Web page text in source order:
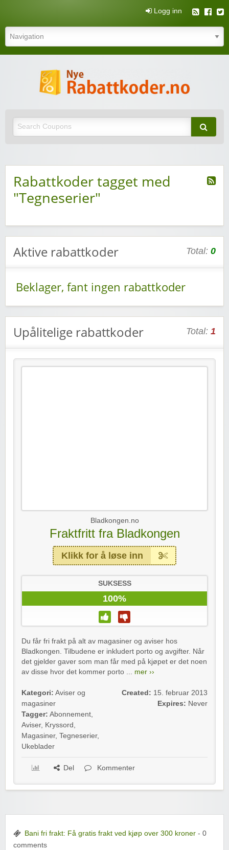
Logg inn
Rabattkoder tagget med
"Tegneserier"
Aktive rabattkoder Total: 0
Beklager, fant ingen rabattkoder
Upålitelige rabattkoder Total: 1
Bladkongen.no
Fraktfritt fra Bladkongen
Klikk for å løse inn
SUKSESS
100%
Du får fri frakt på alt av magasiner og aviser hos
Bladkongen. Tilbudene er inkludert porto og avgifter. Når
det gjelder gaver som man får med på kjøpet er det noen
av disse hvor det kommer porto ... mer ››
Kategori: Aviser og
magasiner
Tagger: Abonnement,
Aviser, Kryssord ,
Magasiner, Tegneserier,
Ukeblader
Created: 15. februar 2013
Expires: Never
Del Kommenter
Bani fri frakt: Få gratis frakt ved kjøp over 300 kroner - 0
comments